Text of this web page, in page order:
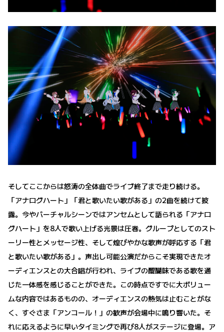
そしてここからは怒涛の全体曲でライブ終了まで走り続ける。
「アナログハート」「君と歌いたい歌がある」の2曲を続けて披
露。今やバーチャルシーンではアンセムとして語られる「アナロ
グハート」を8人で歌い上げる光景は圧巻。グループとしてのスト
ーリー性とメッセージ性、そして煌びやかな歌声が呼応する「君
と歌いたい歌がある」。声出し可能公演だからこそ実現できたオ
ーディエンスとの大合唱が行われ、ライブの醍醐味である歌を通
じた一体感を感じることができた。この時点ですでに大ボリュー
ムな内容ではあるものの、オーディエンスの熱気は止むことがな
く、すぐさま「アンコール！」の歓声が会場中に鳴り響いた。そ
れに応えるように早いタイミングで再び8人がステージに登場。ア